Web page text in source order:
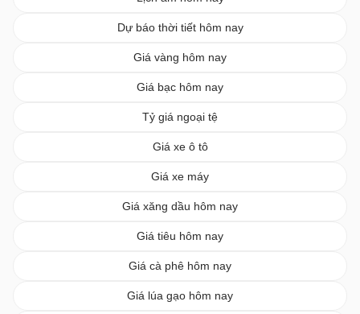
Dự báo thời tiết hôm nay
Giá vàng hôm nay
Giá bạc hôm nay
Tỷ giá ngoại tệ
Giá xe ô tô
Giá xe máy
Giá xăng dầu hôm nay
Giá tiêu hôm nay
Giá cà phê hôm nay
Giá lúa gạo hôm nay